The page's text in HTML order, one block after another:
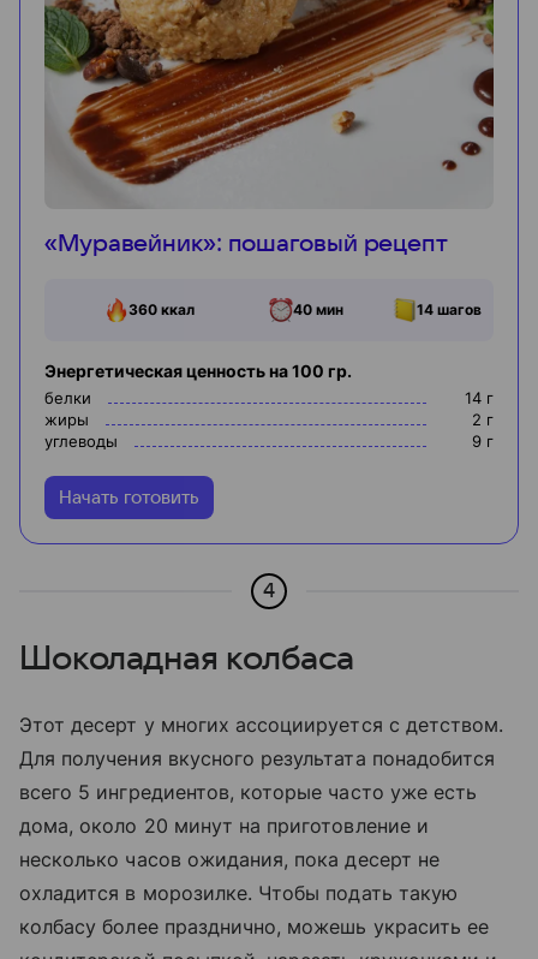
«Муравейник»: пошаговый рецепт
360ккал 40 мин 14 шагов
Энергетическая ценность на 100 гр.
белки 14 г
жиры
2 г
углеводы
9 г
Начать готовить
4
Шоколадная колбаса
Этот десерт у многих ассоциируется с детством.
Для получения вкусного результата понадобится
всего 5 ингредиентов, которые часто уже есть
дома, около 20 минут на приготовление и
несколько часов ожидания, пока десерт не
охладится в морозилке. Чтобы подать такую
колбасу более празднично, можешь украсить ее